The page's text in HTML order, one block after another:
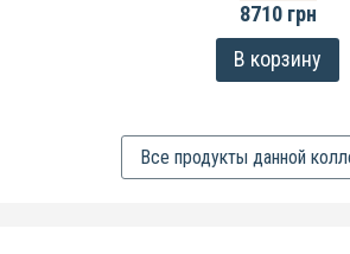
8710 грн
В корзину
Все продукты данной